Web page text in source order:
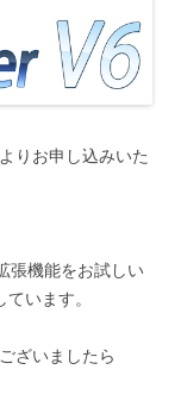
りお申し込みいた
張機能をお試しい
います。
ざいましたら